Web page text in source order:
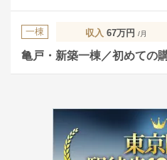
一棟 収入 67万円 /月
亀戸・新築一棟／初めての